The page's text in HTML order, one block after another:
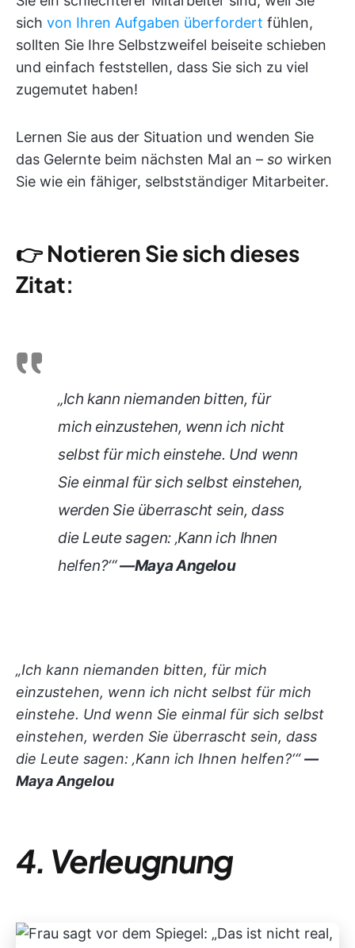
sich von Ihren Aufgaben überfordert fühlen,
sollten Sie Ihre Selbstzweifel beiseite schieben
und einfach feststellen, dass Sie sich zu viel
zugemutet haben!
Lernen Sie aus der Situation und wenden Sie
das Gelernte beim nächsten Mal an – so wirken
Sie wie ein fähiger, selbstständiger Mitarbeiter.
👉Notieren Sie sich dieses
Zitat:
„Ich kann niemanden bitten, für
mich einzustehen, wenn ich nicht
selbst für mich einstehe. Und wenn
Sie einmal für sich selbst einstehen,
werden Sie überrascht sein, dass
die Leute sagen: ‚Kann ich Ihnen
helfen?‘“—Maya Angelou
„Ich kann niemanden bitten, für mich
einzustehen, wenn ich nicht selbst für mich
einstehe. Und wenn Sie einmal für sich selbst
einstehen, werden Sie überrascht sein, dass
die Leute sagen: ‚Kann ich Ihnen helfen?‘“—
Maya Angelou
4. Verleugnung